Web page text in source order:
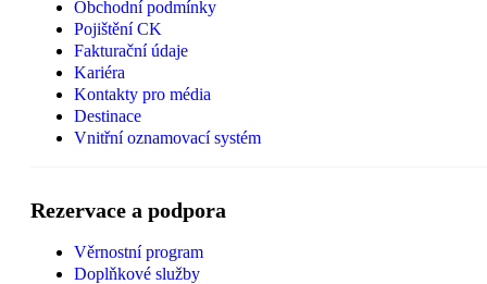
Obchodní podmínky
Pojištění CK
Fakturační údaje
Kariéra
Kontakty pro média
Destinace
Vnitřní oznamovací systém
Rezervace a podpora
Věrnostní program
Doplňkové služby